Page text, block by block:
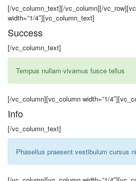
[/vc_column_text][/vc_column][/
width=”1/4″][vc_column_text]
Success
[/vc_column_text]
Tempus nullam vivamus fusce tellus
[/vc_column][vc_column width=”1/
Info
[/vc_column_text]
Phasellus praesent vestibulum cursus